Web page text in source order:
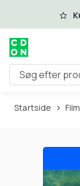
Spring til
Søg efter
Startside Film